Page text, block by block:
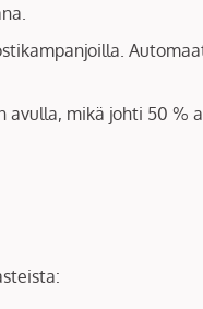
mikä johti 50 %